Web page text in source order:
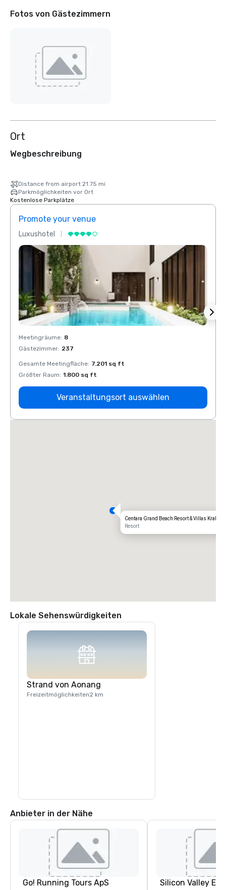
Fotos von Gästezimmern
Ort
Wegbeschreibung
Distance from airport 21.75 mi
Parkmöglichkeiten vor Ort
Kostenlose Parkplätze
Promote your venue
Luxushotel
Meetingräume: 8
Gästezimmer: 237
Gesamte Meetingfläche: 7.201 sq ft
Größter Raum: 1.800 sq ft
Veranstaltungsort auswählen
Centara Grand Beach Resort & Villas Krabi
Resort
Lokale Sehenswürdigkeiten
Strand von Aonang
Freizeitmöglichkeiten2 km
Anbieter in der Nähe
Go! Running Tours ApS